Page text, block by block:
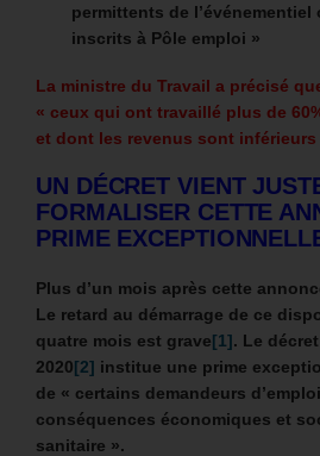
permittents de l’événementiel
inscrits à Pôle emploi »
La ministre du Travail a précisé
« ceux qui ont travaillé plus de
et dont les revenus sont inférieurs
UN DÉCRET VIENT
FORMALISER CETTE
PRIME
Plus d’un mois après cette
Le retard au démarrage de ce
quatre mois est grave[1]. Le
2020[2] institue une prime
de « certains demandeurs d’emploi
conséquences économiques et
sanitaire ».